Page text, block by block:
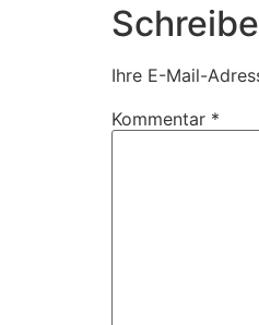
Ihre E-Mail-
Kommentar *